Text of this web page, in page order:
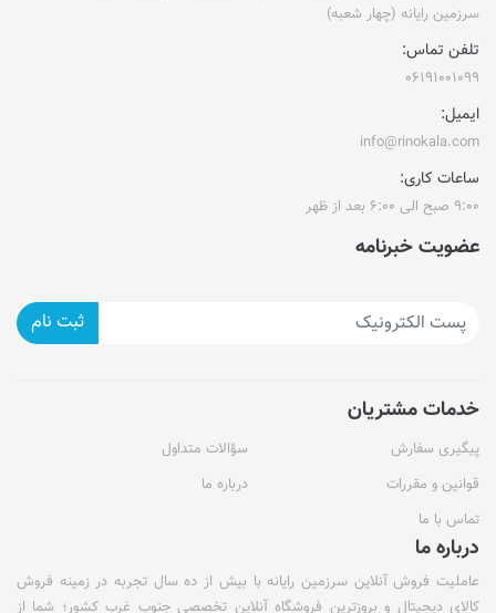
سرزمین رایانه (چهار شعبه)
تلفن تماس:
۰۶۱۹۱۰۰۱۰۹۹
ایمیل:
info@rinokala.com
ساعات کاری:
۹:۰۰ صبح الی ۶:۰۰ بعد از ظهر
عضویت خبرنامه
ثبت نام
خدمات مشتریان
پیگیری سفارش
سؤالات متداول
قوانین و مقررات
درباره ما
تماس با ما
درباره ما
عاملیت فروش آنلاین سرزمین رایانه با بیش از ده سال تجربه در زمینه فروش
کالای دیجیتال و بروزترین فروشگاه آنلاین تخصصی جنوب غرب کشور؛ شما از